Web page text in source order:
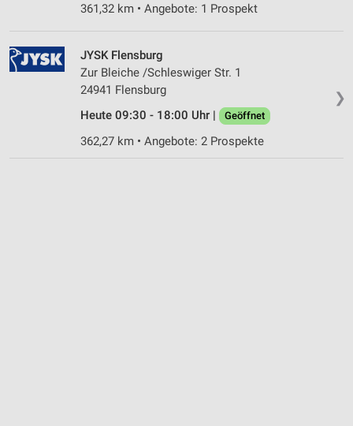
361,32 km • Angebote: 1 Prospekt
❯
JYSK Flensburg
Zur Bleiche /Schleswiger Str. 1
24941 Flensburg
Heute 09:30 - 18:00 Uhr |
Geöffnet
362,27 km • Angebote: 2 Prospekte